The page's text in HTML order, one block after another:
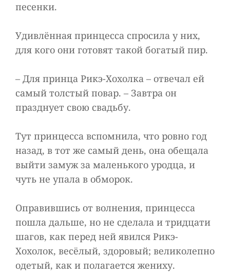
песенки.
Удивлённая принцесса спросила у них,
для кого они готовят такой богатый пир.
– Для принца Рикэ-Хохолка – отвечал ей
самый толстый повар. – Завтра он
празднует свою свадьбу.
Тут принцесса вспомнила, что ровно год
назад, в тот же самый день, она обещала
выйти замуж за маленького уродца, и
чуть не упала в обморок.
Оправившись от волнения, принцесса
пошла дальше, но не сделала и тридцати
шагов, как перед ней явился Рикэ-
Хохолок, весёлый, здоровый; великолепно
одетый, как и полагается жениху.